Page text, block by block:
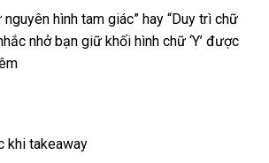
nguyên hình tam giác” hay “Duy trì chữ
nhở bạn giữ khối hình chữ ‘Y’ được
khi takeaway